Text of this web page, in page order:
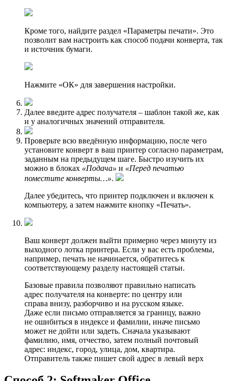
Кроме того, найдите раздел «Параметры печати». Это
позволит вам настроить как способ подачи конверта, так
и источник бумаги.
Нажмите «ОК» для завершения настройки.
Далее введите адрес получателя – шаблон такой же, как
и у аналогичных значений отправителя.
Проверьте всю введённую информацию, после чего
установите конверт в ваш принтер согласно параметрам,
заданным на предыдущем шаге. Быстро изучить их
можно в блоках «Подача» и «Перед печатью
поместите конверты…».
Далее убедитесь, что принтер подключен и включен к
компьютеру, а затем нажмите кнопку «Печать».
Ваш конверт должен выйти примерно через минуту из
выходного лотка принтера. Если у вас есть проблемы,
например, печать не начинается, обратитесь к
соответствующему разделу настоящей статьи.
Базовые правила позволяют правильно написать
адрес получателя на конверте: по центру или
справа внизу, разборчиво и на русском языке.
Даже если письмо отправляется за границу, важно
не ошибиться в индексе и фамилии, иначе письмо
может не дойти или задеть. Сначала указывают
фамилию, имя, отчество, затем полный почтовый
адрес: индекс, город, улица, дом, квартира.
Отправитель также пишет свой адрес в левый верх